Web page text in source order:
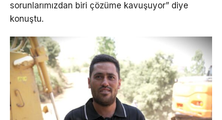
sorunlarımızdan biri çözüme kavuşuyor” diye
konuştu.